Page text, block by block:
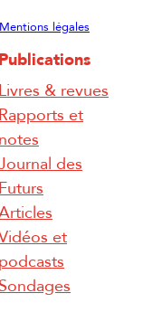
Mentions légales
Publications
& revues
et
des
et
podcasts